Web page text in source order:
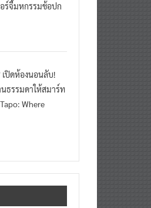
อร์จี้มหกรรมช้อปก
ปิดห้องนอนลับ!
ธรรมดาให้สมาร์ท
Where